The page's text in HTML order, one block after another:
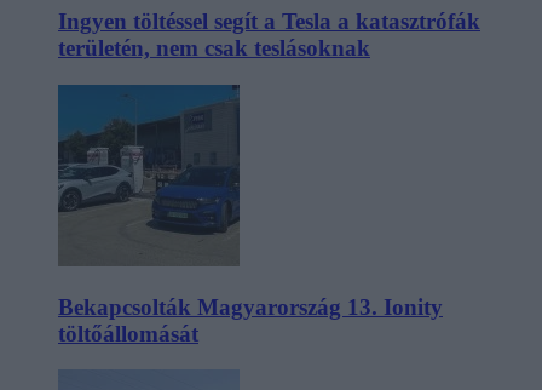
Ingyen töltéssel segít a Tesla a katasztrófák
területén, nem csak teslásoknak
Bekapcsolták Magyarország 13. Ionity
töltőállomását